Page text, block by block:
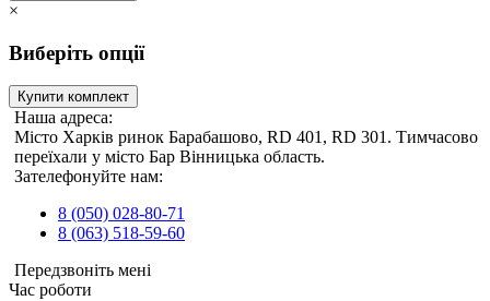
×
Виберіть опції
Купити комплект
Наша адреса:
Місто Харків ринок Барабашово, RD 401, RD 301. Тимчасово
переїхали у місто Бар Вінницька область.
Зателефонуйте нам:
8 (050) 028-80-71
8 (063) 518-59-60
Передзвоніть мені
Час роботи